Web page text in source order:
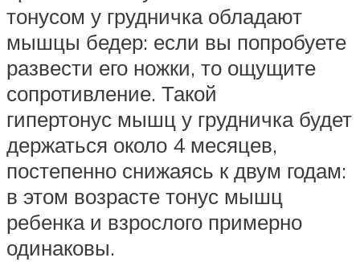
тонусом у грудничка обладают
мышцы бедер: если вы попробуете
развести его ножки, то ощущите
сопротивление. Такой
гипертонус мышц у грудничка будет
держаться около 4 месяцев,
постепенно снижаясь к двум годам:
в этом возрасте тонус мышц
ребенка и взрослого примерно
одинаковы.